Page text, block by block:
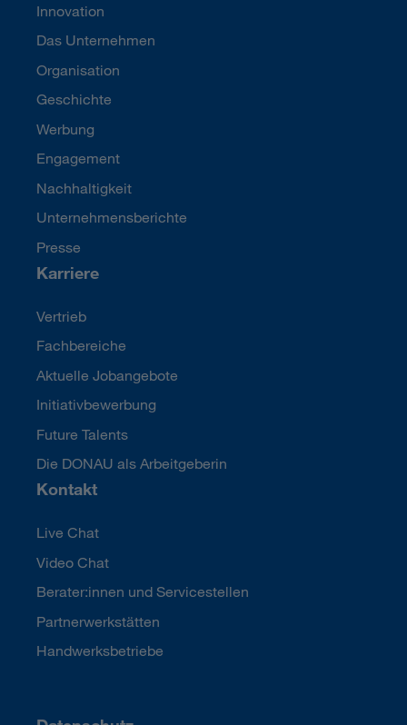
Innovation
Das Unternehmen
Organisation
Geschichte
Werbung
Engagement
Nachhaltigkeit
Unternehmensberichte
Presse
Karriere
Vertrieb
Fachbereiche
Aktuelle Jobangebote
Initiativbewerbung
Future Talents
Die DONAU als Arbeitgeberin
Kontakt
Live Chat
Video Chat
Berater:innen und Servicestellen
Partnerwerkstätten
Handwerksbetriebe